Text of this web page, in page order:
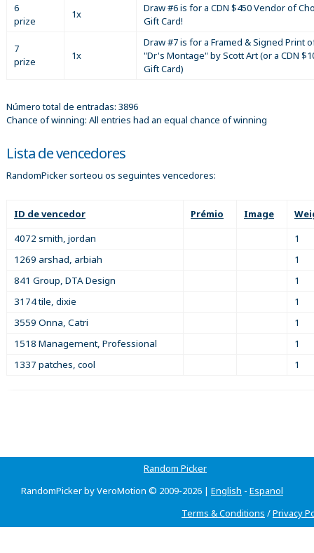
6
prize
1x
Draw #6 is for a CDN $450 Vendor of
Gift Card!
7
prize
1x
Draw #7 is for a Framed & Signed Print
"Dr's Montage" by Scott Art (or a CDN
Gift Card)
Número total de entradas: 3896
Chance of winning: All entries had an equal chance of winning
Lista de vencedores
RandomPicker sorteou os seguintes vencedores:
ID de vencedor Prémio Image
4072 smith, jordan
1
1269 arshad, arbiah
1
841 Group, DTA Design
1
3174 tile, dixie
1
3559 Onna, Catri
1
1518 Management, Professional
1
1337 patches, cool
1
Random Picker
RandomPicker by VeroMotion © 2009-2026 | English - Espanol
Terms & Conditions /Privacy